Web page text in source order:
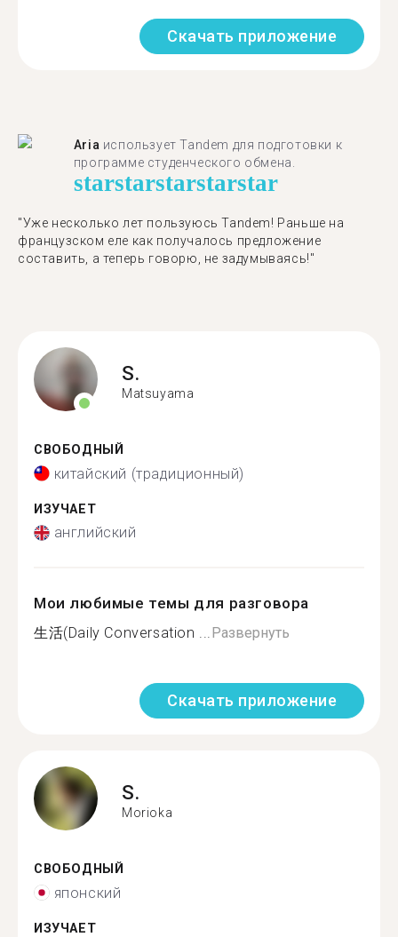
Скачать приложение
Aria использует Tandem для подготовки к
программе студенческого обмена.
starstarstarstarstar
"​​Уже несколько лет пользуюсь Tandem! Раньше на
французском еле как получалось предложение
составить, а теперь говорю, не задумываясь!"
S.
Matsuyama
СВОБОДНЫЙ
китайский (традиционный)
ИЗУЧАЕТ
английский
Мои любимые темы для разговора
生活(Daily Conversation ...Развернуть
Скачать приложение
S.
Morioka
СВОБОДНЫЙ
японский
ИЗУЧАЕТ